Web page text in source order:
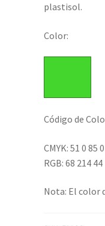
plastisol.
Color:
Código de
CMYK: 51 0 85 0
RGB: 68 214 44
Nota: El color